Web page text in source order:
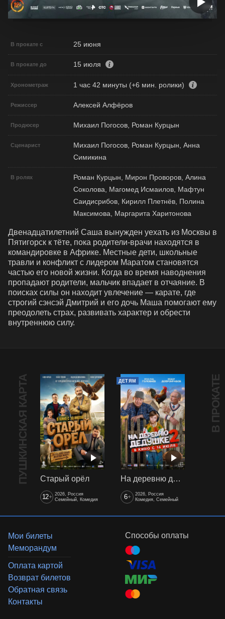
В прокате с 25 июня
В прокате до 15 июля
Хронометраж 1 час 42 минуты (+6 мин. ролики)
Режиссер Алексей Алфёров
Продюсер Михаил Погосов, Роман Курцын
Сценарист
Михаил Погосов, Роман Курцын, Анна
Симикина
В ролях
Роман Курцын, Мирон Проворов, Алина
Соколова, Магомед Исмаилов, Мафтун
Саидисрибов, Кирилл Плетнёв, Полина
Максимова, Маргарита Харитонова
Двенадцатилетний Саша вынужден уехать из Москвы в
Пятигорск к тёте, пока родители-врачи находятся в
командировке в Африке. Местные дети, школьные
травли и конфликт с лидером Маратом становятся
частью его новой жизни. Когда во время наводнения
пропадают родители, мальчик впадает в отчаяние. В
поисках силы он находит увлечение — карате, где
строгий сэнсэй Дмитрий и его дочь Маша помогают ему
преодолеть страх, развивать характер и обрести
внутреннюю силу.
ПУШКИНСКАЯ КАРТА Старый орёл
12+ 2026, Россия
Семейный, Комедия
ДЕТЯМ
На деревню дедушке 2
6+
2026, Россия
Комедия, Семейный
В ПРОКАТЕ
Мои билеты
Меморандум
Оплата картой
Возврат билетов
Обратная связь
Контакты
Способы оплаты